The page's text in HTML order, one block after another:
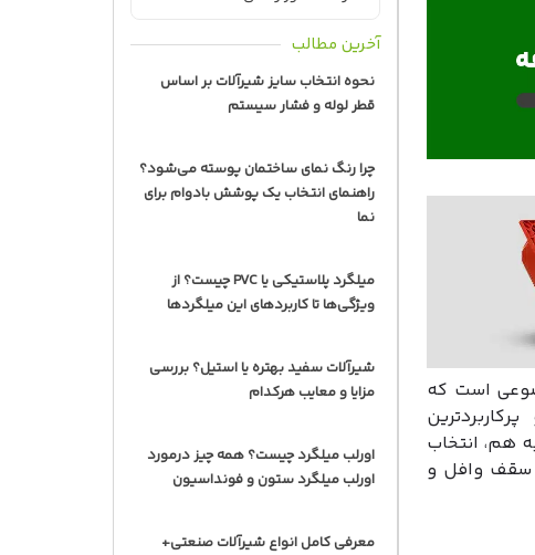
است که
هم، انتخاب
سقف وافل و
آخرین مطالب
نحوه انتخاب سایز شیرآلات بر اساس
قطر لوله و فشار سیستم
چرا رنگ نمای ساختمان پوسته می‌شود؟
راهنمای انتخاب یک پوشش بادوام برای
نما
میلگرد پلاستیکی یا PVC چیست؟ از
ویژگی‌ها تا کاربردهای این میلگردها
شیرآلات سفید بهتره یا استیل؟ بررسی
مزایا و معایب هرکدام
اورلب میلگرد چیست؟ همه چیز درمورد
اورلب میلگرد ستون و فونداسیون
معرفی کامل انواع شیرآلات صنعتی+